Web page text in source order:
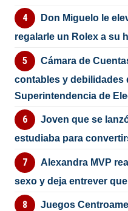
Don Miguelo le
regalarle un Rolex a su
Cámara de
contables y debilidades
Superintendencia de
Joven que se
estudiaba para
Alexandra MVP
sexo y deja entrever
Juegos